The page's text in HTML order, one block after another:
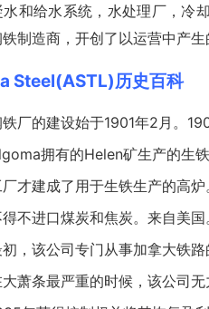
和给水系统，水处理厂，冷
制造商，开创了以运营中产
Steel(ASTL)历史百科
厂的建设始于1901年2月。
拥有的Helen矿生产的生
厂才建成了用于生铁生产的高
不进口煤炭和焦炭。来自美国
，该公司专门从事加拿大铁
萧条最严重的时候，该公司